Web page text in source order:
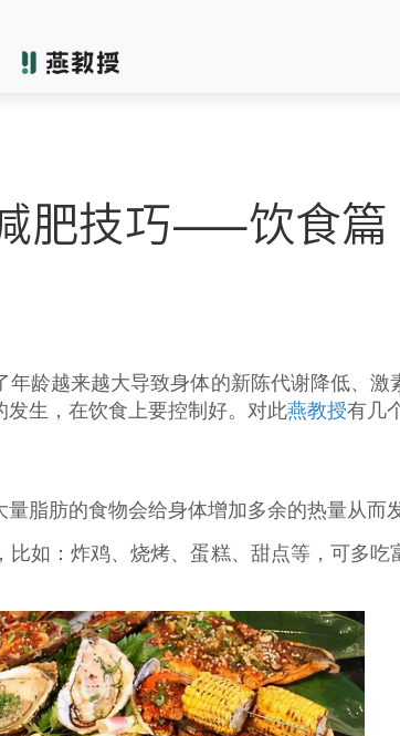
肥技巧——饮食篇
龄越来越大导致身体的新陈代谢降低、激
生，在饮食上要控制好。对此燕教授有几
脂肪的食物会给身体增加多余的热量从而
如：炸鸡、烧烤、蛋糕、甜点等，可多吃